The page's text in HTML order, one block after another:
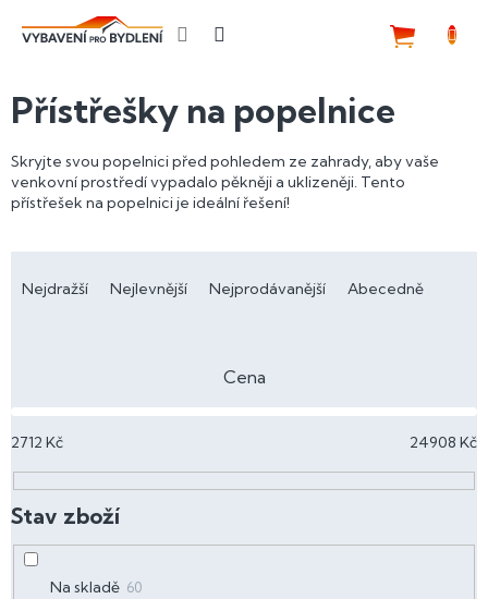
Přístřešky na popelnice
Skryjte svou popelnici před pohledem ze zahrady, aby vaše
venkovní prostředí vypadalo pěkněji a uklizeněji. Tento
přístřešek na popelnici je ideální řešení!
a
í
r
o
d
u
k
Nejdražší Nejlevnější Nejprodávanější Abecedně
Cena
2712 Kč 24908 Kč
Na skladě 60